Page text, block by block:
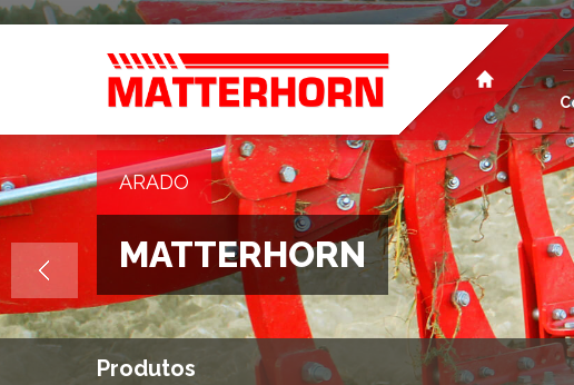
ARADO
MATTERHORN
Produtos